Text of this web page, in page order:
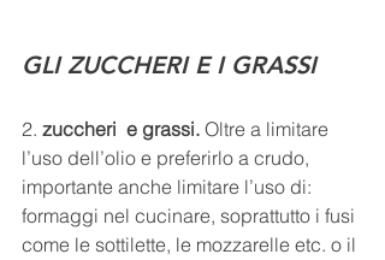
GLI ZUCCHERI E I GRASSI
2. zuccheri  e grassi. Oltre a limitare
l’uso dell’olio e preferirlo a crudo,
importante anche limitare l’uso di:
formaggi nel cucinare, soprattutto i fusi
come le sottilette, le mozzarelle etc. o il